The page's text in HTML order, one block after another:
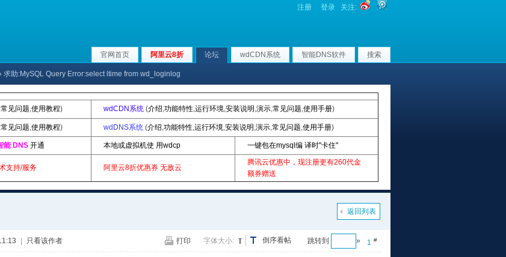
注册 登录 关注:
官网首页 阿里云8折 论坛 wdCDN系统 智能DNS软件 搜索
求助:MySQL Query Error:select ltime from wd_loginlog
,常见问题,使用教程) wdCDN系统 (介绍,功能特性,运行环境,安装说明 ,演示,常见问题,使用手册)
,常见问题,使用教程) wdDNS系统 (介绍,功能特性,运行环境,安装说明 ,演示,常见问题,使用手册)
能 DNS 开通 本地或虚拟机使 用wdcp 一键包在mysql编 译时"卡住"
支持/服务 阿里云8折优惠券 无敌云
腾讯云优惠中，现注册更有260代金
额券赠送
返回列表
1 #
跳转到 »
倒序看帖
打印 字体大小:
只看该作者